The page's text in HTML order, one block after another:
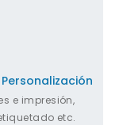
e impresión,
etc.